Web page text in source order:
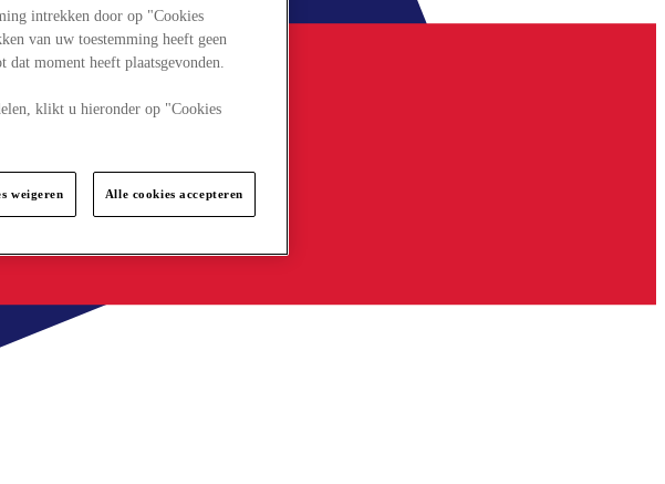
intrekken door op "Cookies
van uw toestemming heeft geen
moment heeft plaatsgevonden.
klikt u hieronder op "Cookies
weigeren Alle cookies accepteren